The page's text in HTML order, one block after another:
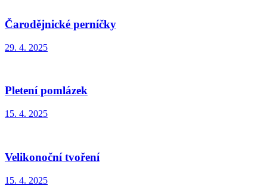
Čarodějnické perníčky
29. 4. 2025
Pletení pomlázek
15. 4. 2025
Velikonoční tvoření
15. 4. 2025